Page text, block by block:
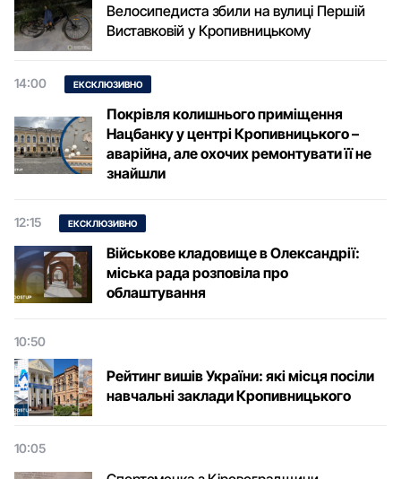
Велосипедиста збили на вулиці Першій
Виставковій у Кропивницькому
14:00 ЕКСКЛЮЗИВНО
Покрівля колишнього приміщення
Нацбанку у центрі Кропивницького –
аварійна, але охочих ремонтувати її не
знайшли
12:15 ЕКСКЛЮЗИВНО
Військове кладовище в Олександрії:
міська рада розповіла про
облаштування
10:50
Рейтинг вишів України: які місця посіли
навчальні заклади Кропивницького
10:05